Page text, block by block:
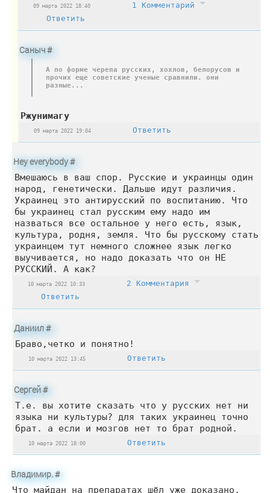
09 марта 2022 18:40
1 Комментарий
Ответить
Саныч#
А по форме черепа русских, хохлов, белорусов и
прочих еще советские ученые сравнили. они
разные...
Ржунимагу
09 марта 2022 19:04 Ответить
Hey everybody#
Вмешаюсь в ваш спор. Русские и украинцы один
народ, генетически. Дальше идут различия.
Украинец это антирусский по воспитанию. Что
бы украинец стал русским ему надо им
назваться все остальное у него есть, язык,
культура, родня, земля. Что бы русскому стать
украинцем тут немного сложнее язык легко
выучивается, но надо доказать что он НЕ
РУССКИЙ. А как?
10 марта 2022 10:33
2 Комментария
Ответить
Даниил#
Браво,четко и понятно!
10 марта 2022 13:45 Ответить
Сергей#
Т.е. вы хотите сказать что у русских нет ни
языка ни культуры? для таких украинец точно
брат. а если и мозгов нет то брат родной.
10 марта 2022 18:00 Ответить
Владимир.#
Что майдан на препаратах шёл уже доказано.